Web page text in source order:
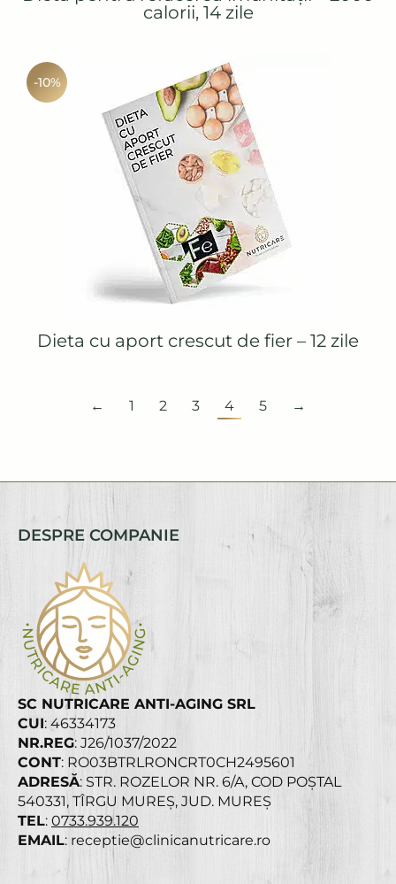
calorii, 14 zile
-10%
Dieta cu aport crescut de fier – 12 zile
← 1 2 3 4 5 →
DESPRE COMPANIE
SC NUTRICARE ANTI-AGING SRL
CUI: 46334173
NR.REG: J26/1037/2022
CONT: RO03BTRLRONCRT0CH2495601
ADRESĂ: STR. ROZELOR NR. 6/A, COD POȘTAL
540331, TÎRGU MUREȘ, JUD. MUREȘ
TEL: 0733.939.120
EMAIL: receptie@clinicanutricare.ro